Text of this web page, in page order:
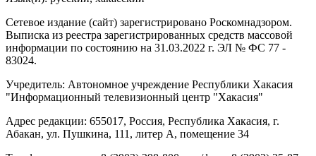
Сетевое издание (сайт) зарегистрировано Роскомнадзором.
Выписка из реестра зарегистрированных средств массовой
информации по состоянию на 31.03.2022 г. ЭЛ № ФС 77 -
83024.
Учредитель: Автономное учреждение Республики Хакасия
"Информационный телевизионный центр "Хакасия"
Адрес редакции: 655017, Россия, Республика Хакасия, г.
Абакан, ул. Пушкина, 111, литер А, помещение 34